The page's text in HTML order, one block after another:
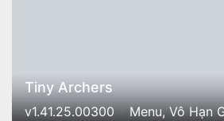
Tiny Archers
v1.41.25.00300 Menu, Vô Hạn